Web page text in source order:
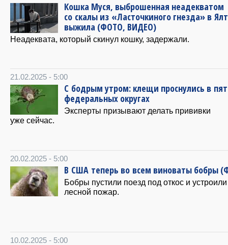
Кошка Муся, выброшенная неадекватом
со скалы из «Ласточкиного гнезда» в
выжила (ФОТО, ВИДЕО)
Неадеквата, который скинул кошку, задержали.
21.02.2025 - 5:00
С бодрым утром: клещи проснулись в
федеральных округах
Эксперты призывают делать прививки
уже сейчас.
20.02.2025 - 5:00
В США теперь во всем виноваты бобры
Бобры пустили поезд под откос и устроили
лесной пожар.
10.02.2025 - 5:00